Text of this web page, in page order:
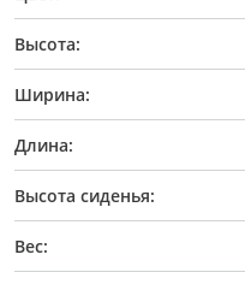
Высота:
Ширина:
Длина:
Высота сиденья:
Вес: